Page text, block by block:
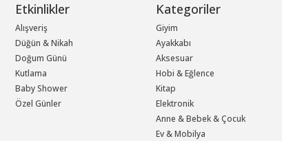
Etkinlikler
Alışveriş
Düğün & Nikah
Doğum Günü
Kutlama
Baby Shower
Özel Günler
Kategoriler
Giyim
Ayakkabı
Aksesuar
Hobi & Eğlence
Kitap
Elektronik
Anne & Bebek & Çocuk
Ev & Mobilya